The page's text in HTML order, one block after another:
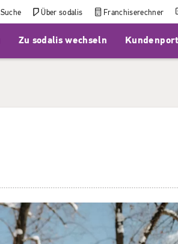
Suche Über sodalis Franchiserechner
Zu sodalis wechseln